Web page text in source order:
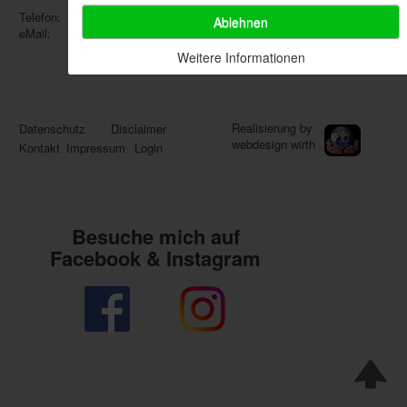
Telefon:
eMail:
info@susannes-blickwinkel.de
Datenschutz
Disclaimer
Kontakt Impressum Login
Besuche mich auf
Facebook & Instagram
Realisierung by
webdesign wirth
Ablehnen
Weitere Informationen